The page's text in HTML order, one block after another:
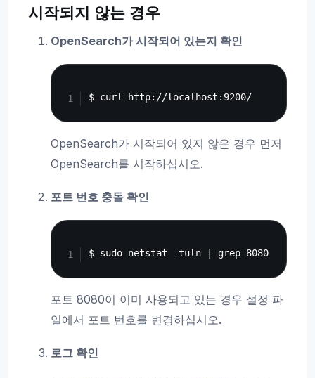
시작되지 않는 경우
OpenSearch가 시작되어 있는지 확인
OpenSearch가 시작되어 있지 않은 경우 먼저
OpenSearch를 시작하십시오.
포트 번호 충돌 확인
포트 8080이 이미 사용되고 있는 경우 설정 파
일에서 포트 번호를 변경하십시오.
로그 확인